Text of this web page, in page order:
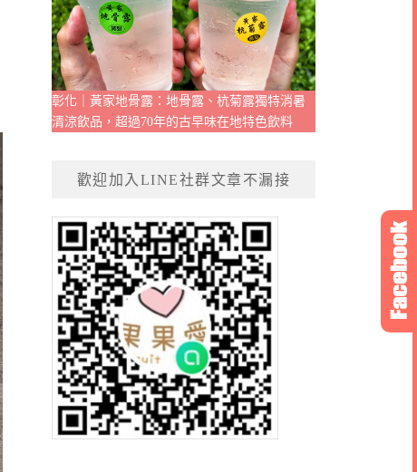
彰化｜黃家地骨露：地骨露、杭菊露獨特消暑
清涼飲品，超過70年的古早味在地特色飲料
歡迎加入LINE社群文章不漏接